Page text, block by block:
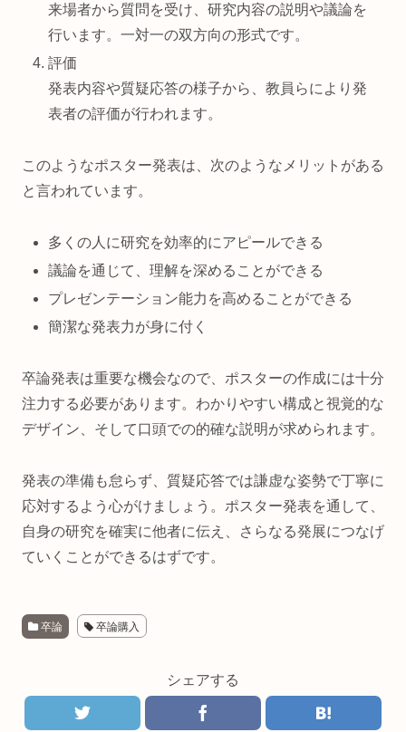
来場者から質問を受け、研究内容の説明や議論を
行います。一対一の双方向の形式です。
評価
発表内容や質疑応答の様子から、教員らにより発
表者の評価が行われます。
このようなポスター発表は、次のようなメリットがある
と言われています。
多くの人に研究を効率的にアピールできる
議論を通じて、理解を深めることができる
プレゼンテーション能力を高めることができる
簡潔な発表力が身に付く
卒論発表は重要な機会なので、ポスターの作成には十分
注力する必要があります。わかりやすい構成と視覚的な
デザイン、そして口頭での的確な説明が求められます。
発表の準備も怠らず、質疑応答では謙虚な姿勢で丁寧に
応対するよう心がけましょう。ポスター発表を通して、
自身の研究を確実に他者に伝え、さらなる発展につなげ
ていくことができるはずです。
卒論 卒論購入
シェアする